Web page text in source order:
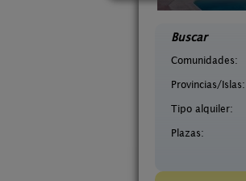
Buscar
Comunidades:
Provincias/Islas:
Tipo alquiler:
Plazas: